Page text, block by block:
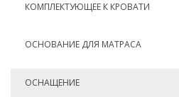
КОМПЛЕКТУЮЩЕЕ К КРОВАТИ
ОСНОВАНИЕ ДЛЯ МАТРАСА
ОСНАЩЕНИЕ